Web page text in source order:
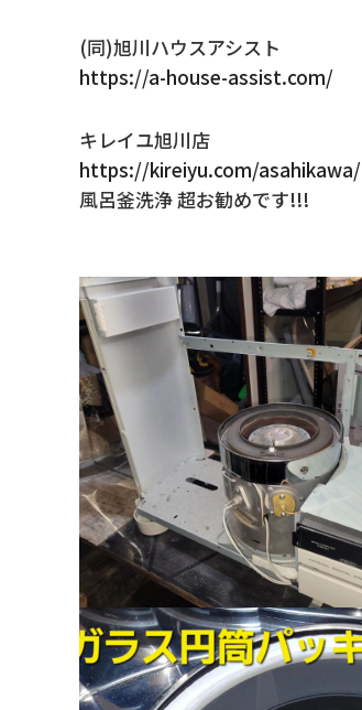
(同)旭川ハウスアシスト
https://a-house-assist.com/
キレイユ旭川店
https://kireiyu.com/asahikawa/
風呂釜洗浄 超お勧めです!!!